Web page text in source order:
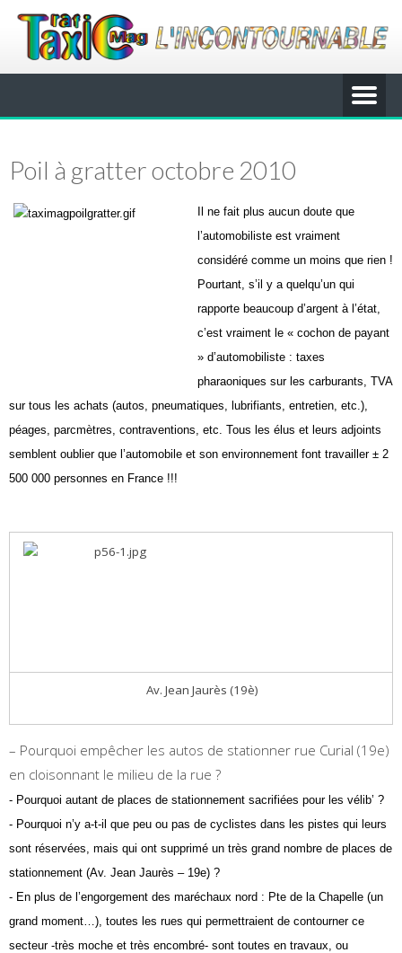
Poil à gratter octobre 2010
Il ne fait plus aucun doute que
l’automobiliste est vraiment
considéré comme un moins que rien !
Pourtant, s’il y a quelqu’un qui
rapporte beaucoup d’argent à l’état,
c’est vraiment le « cochon de payant
» d’automobiliste : taxes
pharaoniques sur les carburants, TVA
sur tous les achats (autos, pneumatiques, lubrifiants, entretien, etc.),
péages, parcmètres, contraventions, etc. Tous les élus et leurs adjoints
semblent oublier que l’automobile et son environnement font travailler ± 2
500 000 personnes en France !!!
Av. Jean Jaurès (19è)
– Pourquoi empêcher les autos de stationner rue Curial (19e)
en cloisonnant le milieu de la rue ?
- Pourquoi autant de places de stationnement sacrifiées pour les vélib’ ?
- Pourquoi n’y a-t-il que peu ou pas de cyclistes dans les pistes qui leurs
sont réservées, mais qui ont supprimé un très grand nombre de places de
stationnement (Av. Jean Jaurès – 19e) ?
- En plus de l’engorgement des maréchaux nord : Pte de la Chapelle (un
grand moment…), toutes les rues qui permettraient de contourner ce
secteur -très moche et très encombré- sont toutes en travaux, ou